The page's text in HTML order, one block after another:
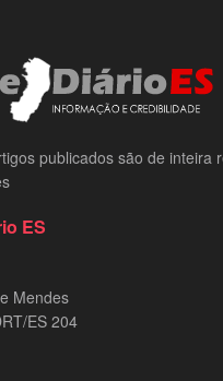
publicados são de inteira
ES
Mendes
ES 204